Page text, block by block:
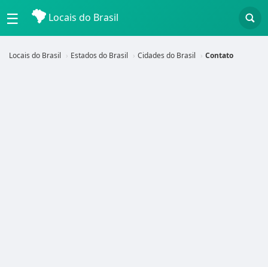
☰ Locais do Brasil
Locais do Brasil Estados do Brasil Cidades do Brasil Contato